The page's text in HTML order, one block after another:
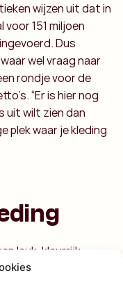
wijzen uit dat in
151 miljoen
Dus
wel vraag naar
rondje voor de
“Er is hier nog
uit wilt zien dan
plek waar je kleding
leuk, kleurrijk
aan de